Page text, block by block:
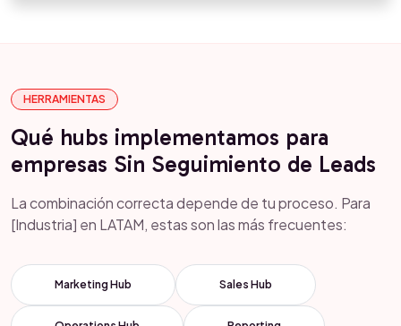
HERRAMIENTAS
Qué hubs implementamos para
empresas Sin Seguimiento de Leads
La combinación correcta depende de tu proceso. Para
[Industria] en LATAM, estas son las más frecuentes:
Marketing Hub Sales Hub